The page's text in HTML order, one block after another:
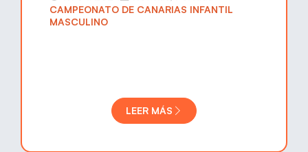
CAMPEONATO DE CANARIAS INFANTIL
MASCULINO
LEER MÁS